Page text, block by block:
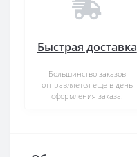
Быстрая доставка
Большинство заказов
отправляется еще в день
оформления заказа.